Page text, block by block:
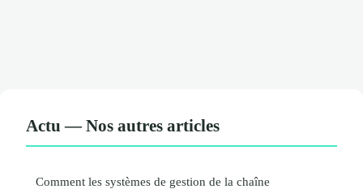
Actu — Nos autres articles
Comment les systèmes de gestion de la chaîne